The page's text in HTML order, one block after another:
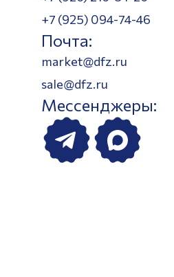
+7 (925) 094-74-46
Почта:
market@dfz.ru
sale@dfz.ru
Мессенджеры: